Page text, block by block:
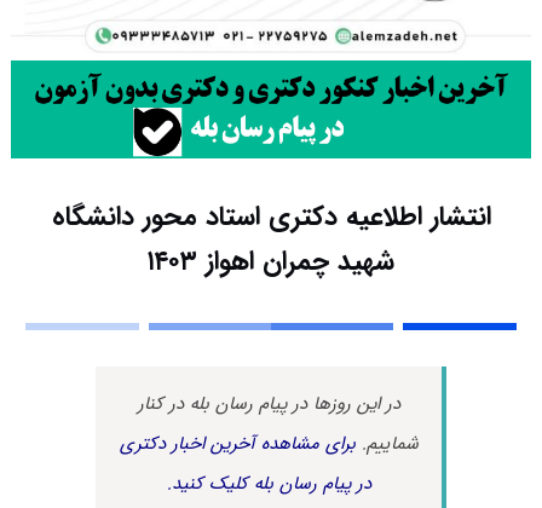
انتشار اطلاعیه دکتری استاد محور دانشگاه
شهید چمران اهواز ۱۴۰۳
در این روزها در پیام رسان بله در کنار
شماییم.برای مشاهده آخرین اخبار دکتری
در پیام رسان بله کلیک کنید.